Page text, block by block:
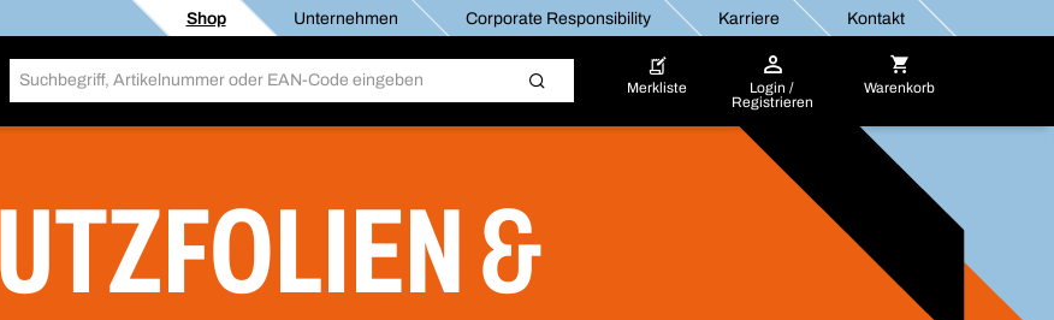
Shop Unternehmen Corporate Responsibility Karriere Kontakt
Merkliste
Login /
Registrieren
Warenkorb
&